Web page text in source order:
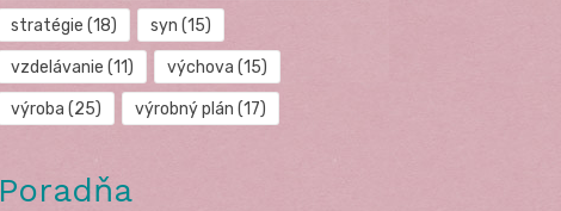
stratégie (18) syn (15)
vzdelávanie (11) výchova (15)
výroba (25) výrobný plán (17)
Poradňa